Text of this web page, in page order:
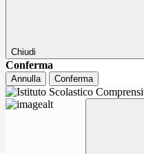
Chiudi
Conferma
Annulla Conferma